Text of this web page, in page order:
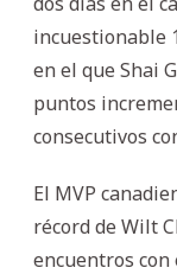
incuestionable
en el que Shai
puntos
consecutivos
El MVP
récord de Wilt
encuentros con